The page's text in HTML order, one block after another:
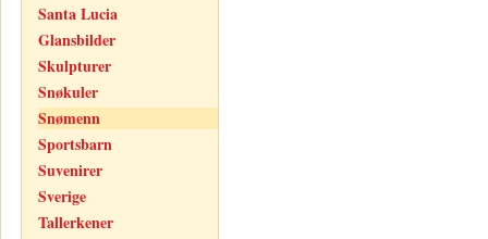
Santa Lucia
Glansbilder
Skulpturer
Snøkuler
Snømenn
Sportsbarn
Suvenirer
Sverige
Tallerkener